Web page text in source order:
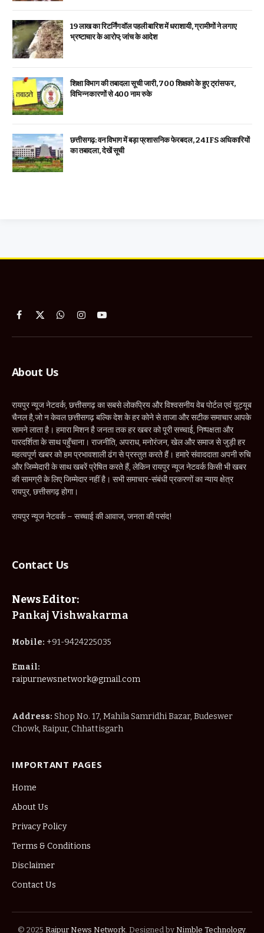
19 लाख का रिटर्निंग वॉल पहली बारिश में धराशायी, ग्रामीणों ने लगाए
भ्रष्टाचार के आरोप; जांच के आदेश
शिक्षा विभाग की तबादला सूची जारी, 700 शिक्षको के हुए ट्रांसफर,
विभिन्न कारणों से 400 नाम रुके
छत्तीसगढ़: वन विभाग में बड़ा प्रशासनिक फेरबदल, 24 IFS अधिकारियों
का तबादला, देखें सूची
Facebook
X
WhatsApp
InstagramYouTube
About Us
रायपुर न्यूज नेटवर्क, छत्तीसगढ़ का सबसे लोकप्रिय और विश्वसनीय वेब पोर्टल एवं यूट्यूब
चैनल है,जो न केवल छत्तीसगढ़ बल्कि देश के हर कोने से ताजा और सटीक समाचार आपके
सामने लाता है। हमारा मिशन है जनता तक हर खबर को पूरी सच्चाई, निष्पक्षता और
पारदर्शिता के साथ पहुँचाना। राजनीति, अपराध, मनोरंजन, खेल और समाज से जुड़ी हर
महत्वपूर्ण खबर को हम प्रभावशाली ढंग से प्रस्तुत करते हैं। हमारे संवाददाता अपनी रुचि
और जिम्मेदारी के साथ खबरें प्रेषित करते हैं, लेकिन रायपुर न्यूज नेटवर्क किसी भी खबर
की सामग्री के लिए जिम्मेदार नहीं है। सभी समाचार-संबंधी प्रकरणों का न्याय क्षेत्र
रायपुर, छत्तीसगढ़ होगा।
रायपुर न्यूज नेटवर्क – सच्चाई की आवाज, जनता की पसंद!
Contact Us
News Editor:
Pankaj Vishwakarma
Mobile: +91-9424225035
Email:
raipurnewsnetwork@gmail.com
Address: Shop No. 17, Mahila Samridhi Bazar, Budeswer
Chowk, Raipur, Chhattisgarh
IMPORTANT PAGES
Home
About Us
Privacy Policy
Terms & Conditions
Disclaimer
Contact Us
© 2025 Raipur News Network. Designed by Nimble Technology.